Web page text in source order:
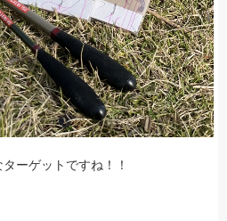
ーゲットですね！！